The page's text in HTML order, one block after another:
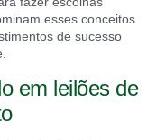
esses conceitos
de sucesso
em leilões de